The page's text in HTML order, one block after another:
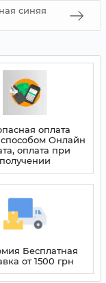
синяя
оплата
Онлайн
оплата при
получении
Бесплатная
от 1500 грн